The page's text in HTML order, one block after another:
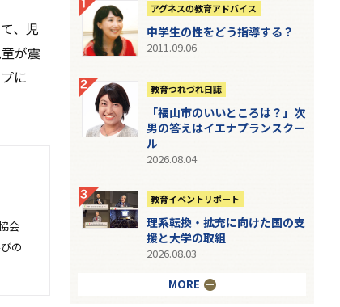
、児
が震
に
会
の
アグネスの教育アドバイス
中学生の性をどう指導する？
2011.09.06
教育つれづれ日誌
「福山市のいいところは？」次
男の答えはイエナプランスクー
ル
2026.08.04
教育イベントリポート
理系転換・拡充に向けた国の支
援と大学の取組
2026.08.03
MORE